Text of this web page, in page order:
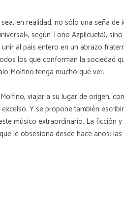
en realidad, no sólo una seña
según Toño Azpilcueta),
al país entero en un abrazo
los que conforman la sociedad
Molfino tenga mucho que ver.
viajar a su lugar de origen,
Y se propone también
músico extraordinario. La ficción
le obsesiona desde hace años: